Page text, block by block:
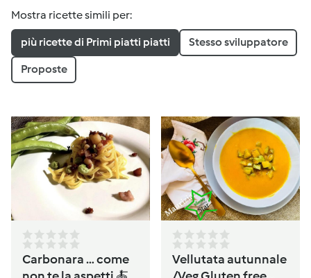
Mostra ricette simili per:
più ricette di Primi piatti piatti Stesso sviluppatore
Proposte
Carbonara … come
Vellutata autunnale